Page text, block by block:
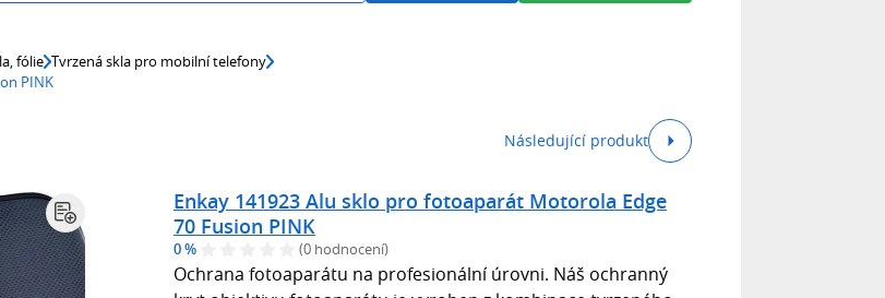
fólie Tvrzená skla pro mobilní telefony
PINK
Následující produkt
Enkay 141923 Alu sklo pro fotoaparát Motorola Edge
70 Fusion PINK
0 % (0 hodnocení)
Ochrana fotoaparátu na profesionální úrovni. Náš ochranný